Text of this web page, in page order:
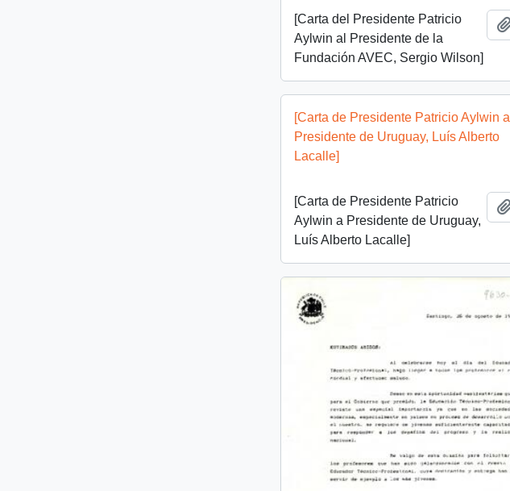
[Carta del Presidente Patricio
Aylwin al Presidente de la
Fundación AVEC, Sergio Wilson]
[Carta de Presidente Patricio Aylwin a
Presidente de Uruguay, Luís Alberto
Lacalle]
[Carta de Presidente Patricio
Aylwin a Presidente de Uruguay,
Luís Alberto Lacalle]